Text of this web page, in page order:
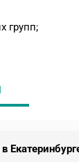
групп;